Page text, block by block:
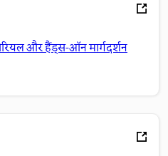
और हैंड्स-ऑन मार्गदर्शन